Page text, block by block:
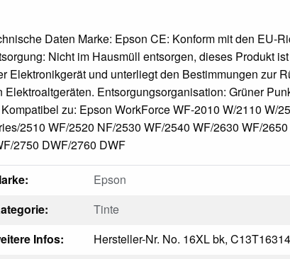
Daten Marke: Epson CE: Konform mit den EU-
Nicht im Hausmüll entsorgen, dieses Produkt
Elektronikgerät und unterliegt den Bestimmungen zur
Elektroaltgeräten. Entsorgungsorganisation: Grüner
zu: Epson WorkForce WF-2010 W/2110 W/
2510 WF/2520 NF/2530 WF/2540 WF/2630 WF/
2750 DWF/2760 DWF
Epson
Tinte
Infos:
Hersteller-Nr. No. 16XL bk,